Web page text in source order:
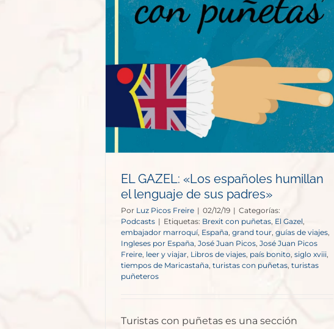
EL GAZEL: «Los españoles humillan
el lenguaje de sus padres»
Por Luz Picos Freire | 02/12/19 | Categorías:
Podcasts | Etiquetas: Brexit con puñetas El Gazel
embajador marroquí, España grand tour, guías de viajes
Ingleses por España José Juan Picos José Juan Picos
Freire leer y viajar Libros de viajes país bonito, siglo xviii
tiempos de Maricastaña turistas con puñetas turistas
puñeteros
Turistas con puñetas es una sección